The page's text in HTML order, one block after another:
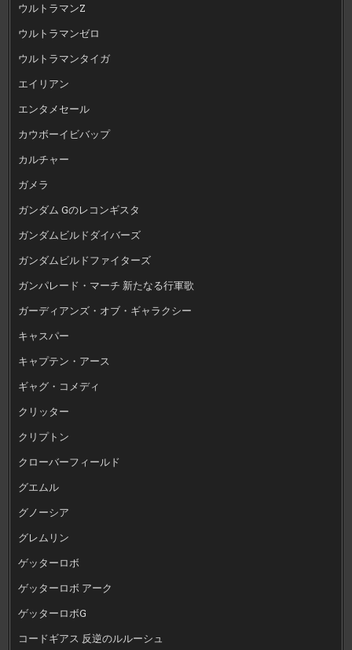
ウルトラマンZ
ウルトラマンゼロ
ウルトラマンタイガ
エイリアン
エンタメセール
カウボーイビバップ
カルチャー
ガメラ
ガンダム Gのレコンギスタ
ガンダムビルドダイバーズ
ガンダムビルドファイターズ
ガンパレード・マーチ 新たなる行軍歌
ガーディアンズ・オブ・ギャラクシー
キャスパー
キャプテン・アース
ギャグ・コメディ
クリッター
クリプトン
クローバーフィールド
グエムル
グノーシア
グレムリン
ゲッターロボ
ゲッターロボ アーク
ゲッターロボG
コードギアス 反逆のルルーシュ